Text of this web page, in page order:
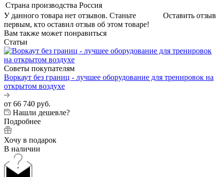
Страна производства Россия
Оставить отзыв
У данного товара нет отзывов. Станьте
первым, кто оставил отзыв об этом товаре!
Вам также может понравиться
Статьи
Советы покупателям
Воркаут без границ - лучшее оборудование для тренировок на
открытом воздухе
от 66 740 руб.
Нашли дешевле?
Подробнее
Хочу в подарок
В наличии